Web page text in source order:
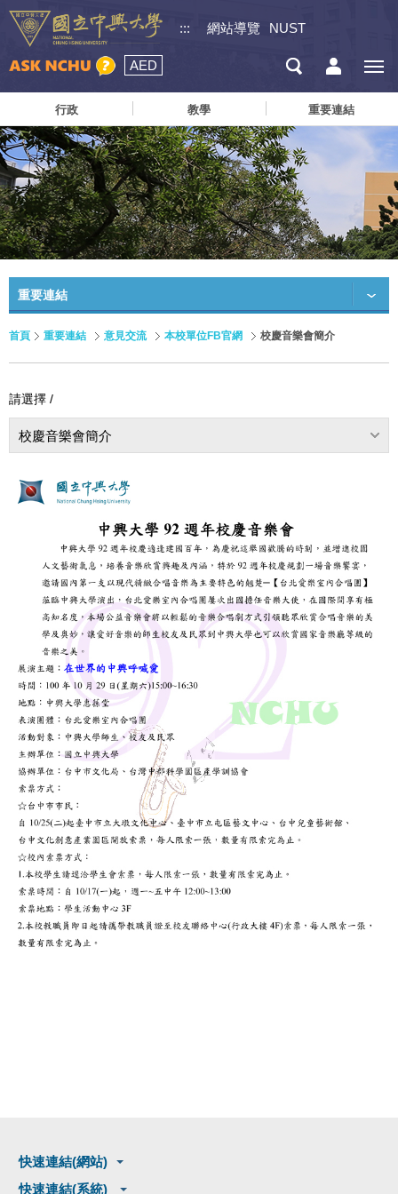
::: 網站導覽 NUST
AED
行政 教學 重要連結
重要連結
首頁 重要連結 意見交流 本校單位FB官網 校慶音樂會簡介
請選擇 /
校慶音樂會簡介
快速連結(網站)
快速連結(系統)